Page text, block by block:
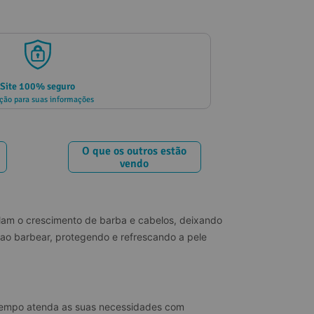
Site 100% seguro
para suas informações
O que os outros estão
vendo
o crescimento de barba e cabelos, deixando
barbear, protegendo e refrescando a pele
atenda as suas necessidades com